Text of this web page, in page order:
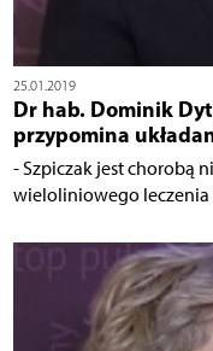
25.01.2019
Dr hab. Dominik
przypomina
- Szpiczak jest chorobą
wieloliniowego leczenia